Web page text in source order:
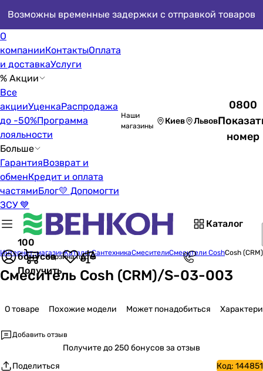
Возможны временные задержки с отправкой товаров
О
компанииКонтактыОплата
и доставкаУслуги
% Акции
Все
акцииУценкаРаспродажа
до -50%Программа
лояльности
Больше
ГарантияВозврат и
обменКредит и оплата
частямиБлог💛 Допомогти
ЗСУ 💙
Наши
магазины
Киев Львов
0800
номер
Каталог
100
бонусов
Получить
Корзина пуста
Интернет-магазинКаталогСантехникаСмесителиСмесители CoshCosh
Смеситель Cosh (CRM)/S-03-003
О товаре Похожие модели Может понадобиться
Добавить отзыв
Получитедо 250 бонусов за отзыв
Поделиться
Код: 144851